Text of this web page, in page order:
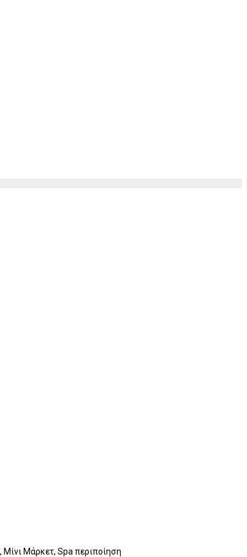
Μάρκετ, Spa περιποίηση